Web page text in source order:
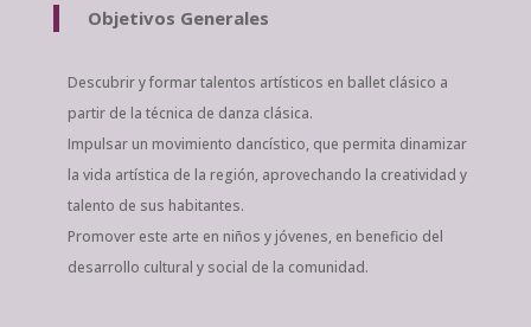
Objetivos Generales
Descubrir y formar talentos artísticos en ballet clásico a
partir de la técnica de danza clásica.
Impulsar un movimiento dancístico, que permita dinamizar
la vida artística de la región, aprovechando la creatividad y
talento de sus habitantes.
Promover este arte en niños y jóvenes, en beneficio del
desarrollo cultural y social de la comunidad.